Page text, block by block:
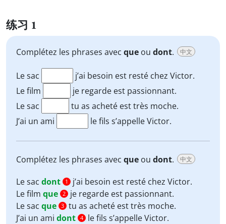
练习 1
Complétez les phrases avec que ou dont. 中文
Le sac
j’ai besoin est resté chez Victor.
Le film
je regarde est passionnant.
Le sac
tu as acheté est très moche.
J’ai un ami
le fils s’appelle Victor.
Complétez les phrases avec que ou dont. 中文
Le sac dont 1
j’ai besoin est resté chez Victor.
Le film que 2
je regarde est passionnant.
Le sac que 3 tu as acheté est très moche.
J’ai un ami dont 4 le fils s’appelle Victor.